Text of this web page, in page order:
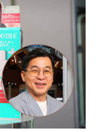
แลผิวอย่าง
รวมสารสกัด
Seed,
C และ
นล้าให้แลดู
จัยแวดล้อมใน